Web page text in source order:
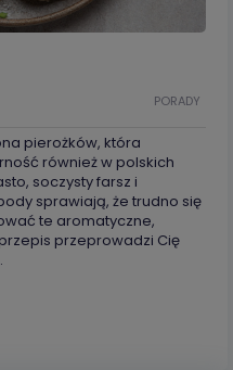
PORADY
pierożków, która
również w polskich
soczysty farsz i
sprawiają, że trudno się
te aromatyczne,
przeprowadzi Cię